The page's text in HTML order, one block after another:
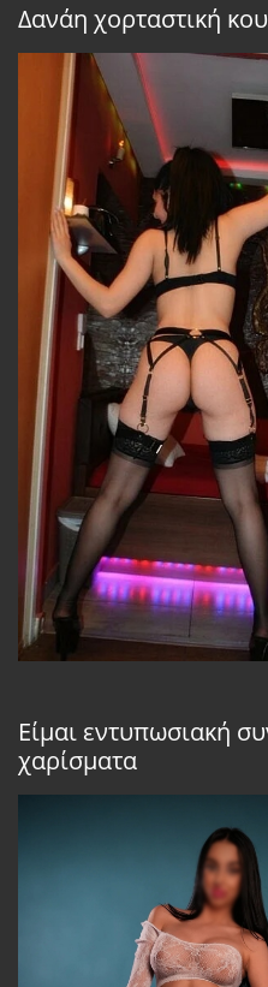
Δανάη χορταστική
Είμαι εντυπωσιακή
χαρίσματα